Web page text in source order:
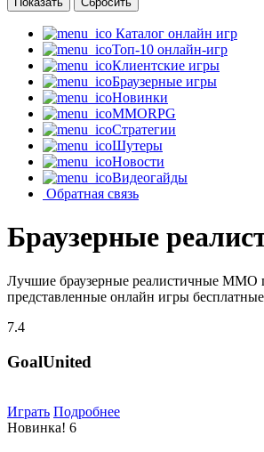
Каталог онлайн игр
Топ-10 онлайн-игр
Клиентские игры
Браузерные игры
Новинки
MMORPG
Стратегии
Шутеры
Новости
Видеогайды
Обратная связь
Браузерные
Лучшие браузерные реалистичные MMO
представленные онлайн игры
7.4
GoalUnited
Играть Подробнее
Новинка! 6